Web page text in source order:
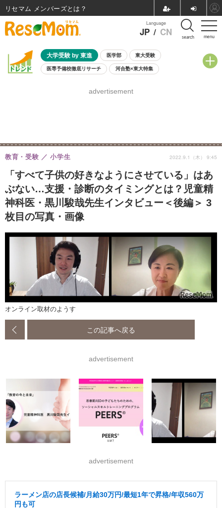
menu
Language
JP / CN search
大学受験 by 東進 医学部 東大受験
医専予備校徹底リサーチ 河合塾×東大特集
8月開催学校説明会・相談会
advertisement
「すべて子供の好きなようにさせている」はあ
ぶない…支援・診断のタイミングとは？児童精
神科医・黒川駿哉先生インタビュー＜後編＞ 3
枚目の写真・画像
教育・受験 小学生 2022.9.1（木） 9:45
オンライン取材のようす
この記事へ戻る
advertisement
advertisement
ラーメン店の店長候補/月給30万円/最短1年で昇格/年収560万
円も可
リセマム メンバーズ